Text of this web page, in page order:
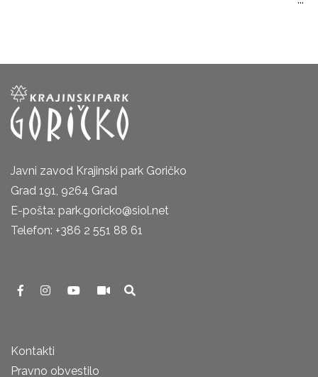
Javni zavod Krajinski park Goričko
Grad 191, 9264 Grad
E-pošta: park.goricko@siol.net
Telefon: +386 2 551 88 61
Kontakti
Pravno obvestilo